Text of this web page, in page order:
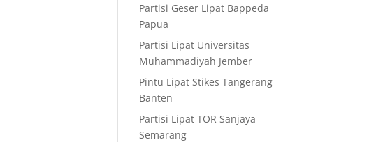
Partisi Geser Lipat Bappeda
Papua
Partisi Lipat Universitas
Muhammadiyah Jember
Pintu Lipat Stikes Tangerang
Banten
Partisi Lipat TOR Sanjaya
Semarang